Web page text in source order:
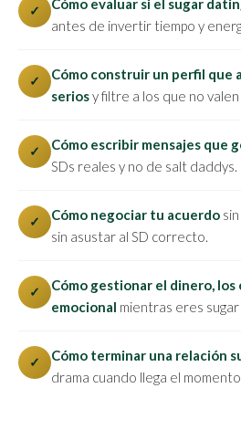
✓
Cómo evaluar si el sugar
antes de invertir tiempo y
✓
Cómo construir un perfil que
seriosy filtre a los que no valen
✓ Cómo escribir mensajes que
SDs reales y no de salt daddys.
✓ Cómo negociar tu acuerdo
sin asustar al SD correcto.
✓
Cómo gestionar el dinero,
emocional mientras eres sugar
✓ Cómo terminar una relación
drama cuando llega el